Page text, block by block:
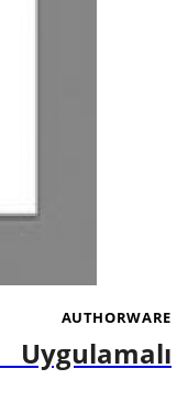
AUTHORWARE